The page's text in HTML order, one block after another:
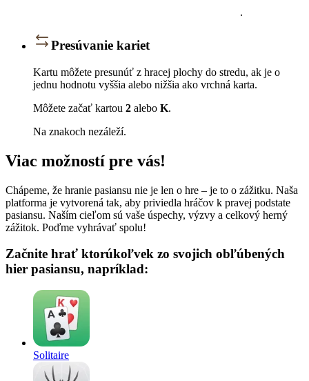
.
Presúvanie kariet
Kartu môžete presunúť z hracej plochy do stredu, ak je o
jednu hodnotu vyššia alebo nižšia ako vrchná karta.
Môžete začať kartou 2 alebo K.
Na znakoch nezáleží.
Viac možností pre vás!
Chápeme, že hranie pasiansu nie je len o hre – je to o zážitku. Naša
platforma je vytvorená tak, aby priviedla hráčov k pravej podstate
pasiansu. Naším cieľom sú vaše úspechy, výzvy a celkový herný
zážitok. Poďme vyhrávať spolu!
Začnite hrať ktorúkoľvek zo svojich obľúbených
hier pasiansu, napríklad:
Solitaire